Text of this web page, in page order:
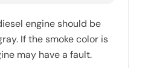
engine should be
If the smoke color is
may have a fault.